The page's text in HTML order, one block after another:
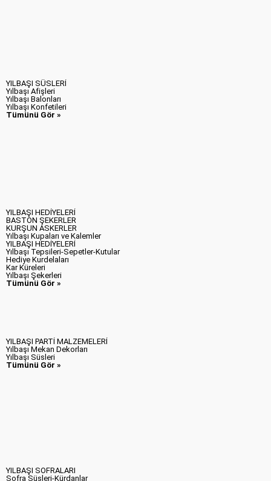
YILBAŞI SÜSLERİ
Yılbaşı Afişleri
Yılbaşı Balonları
Yılbaşı Konfetileri
Tümünü Gör »
YILBAŞI HEDİYELERİ
BASTON ŞEKERLER
KURŞUN ASKERLER
Yılbaşı Kupaları ve Kalemler
YILBAŞI HEDİYELERİ
Yılbaşı Tepsileri-Sepetler-Kutular
Hediye Kurdelaları
Kar Küreleri
Yılbaşı Şekerleri
Tümünü Gör »
YILBAŞI PARTİ MALZEMELERİ
Yılbaşı Mekan Dekorları
Yılbaşı Süsleri
Tümünü Gör »
YILBAŞI SOFRALARI
Sofra Süsleri-Kürdanlar